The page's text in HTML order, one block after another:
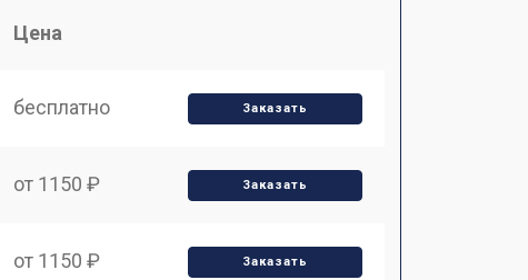
Цена
бесплатно Заказать
от 1150 ₽ Заказать
от 1150 ₽ Заказать